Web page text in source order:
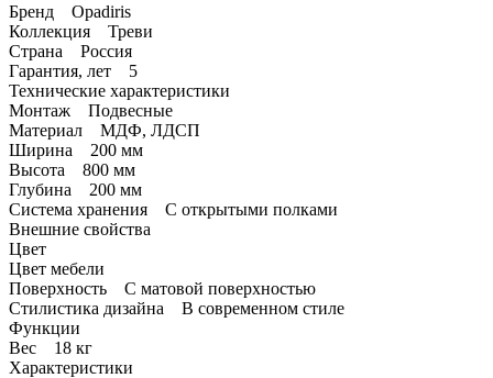
Бренд Opadiris
Коллекция Треви
Страна Россия
Гарантия, лет 5
Технические характеристики
Монтаж Подвесные
Материал МДФ, ЛДСП
Ширина 200 мм
Высота 800 мм
Глубина 200 мм
Система хранения С открытыми полками
Внешние свойства
Цвет
Цвет мебели
Поверхность С матовой поверхностью
Стилистика дизайна В современном стиле
Функции
Вес 18 кг
Характеристики